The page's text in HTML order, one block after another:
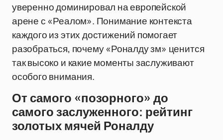
уверенно доминировал на европейской
арене с «Реалом». Понимание контекста
каждого из этих достижений помогает
разобраться, почему «Роналду зм» ценится
так высоко и какие моменты заслуживают
особого внимания.
От самого «позорного» до
самого заслуженного: рейтинг
золотых мячей Роналду